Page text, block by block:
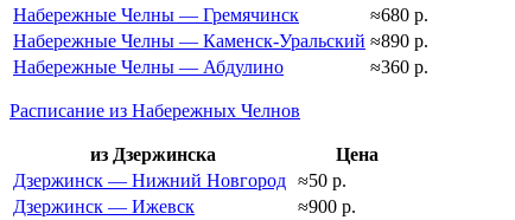
Набережные Челны — Гремячинск
≈680 р.
Набережные Челны — Каменск-Уральский ≈890 р.
Набережные Челны — Абдулино
≈360 р.
Расписание из Набережных Челнов
из Дзержинска
Цена
Дзержинск — Нижний Новгород ≈50 р.
Дзержинск — Ижевск
≈900 р.